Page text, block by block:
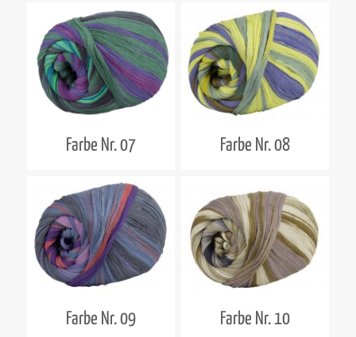
Farbe Nr. 07 Farbe Nr. 08
Farbe Nr. 09 Farbe Nr. 10